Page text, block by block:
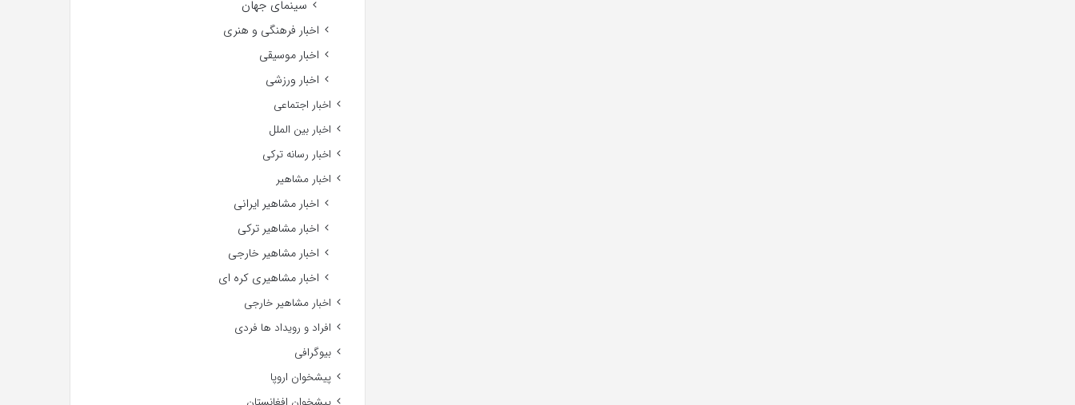
سینمای جهان
اخبار فرهنگی و هنری
اخبار موسیقی
اخبار ورزشی
اخبار اجتماعی
اخبار بین الملل
اخبار رسانه ترکی
اخبار مشاهیر
اخبار مشاهیر ایرانی
اخبار مشاهیر ترکی
اخبار مشاهیر خارجی
اخبار مشاهیری کره ای
اخبار مشاهیر خارجی
افراد و رویداد ها فردی
بیوگرافی
پیشخوان اروپا